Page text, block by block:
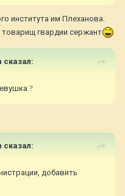
института им Плеханова.
гвардии сержант
сказал:
?
сказал:
добавить